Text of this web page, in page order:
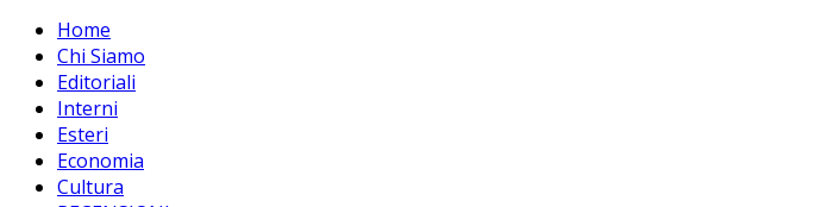
Home
Chi Siamo
Editoriali
Interni
Esteri
Economia
Cultura